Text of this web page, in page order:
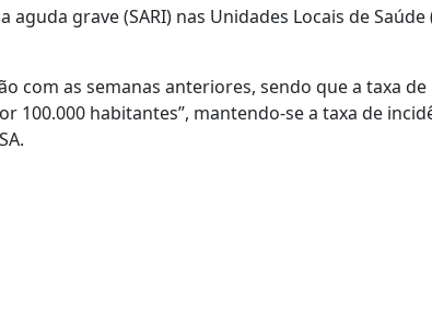
grave (SARI) nas Unidades Locais de Saúde
com as semanas anteriores, sendo que a taxa de
100.000 habitantes”, mantendo-se a taxa de